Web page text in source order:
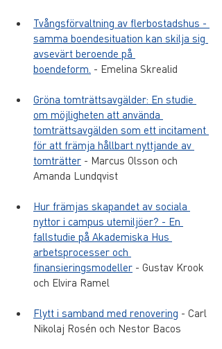
Tvångsförvaltning av flerbostadshus -
samma boendesituation kan skilja sig
avsevärt beroende på
boendeform. - Emelina Skrealid
Gröna tomträttsavgälder: En studie
om möjligheten att använda
tomträttsavgälden som ett incitament
för att främja hållbart nyttjande av
tomträtter - Marcus Olsson och
Amanda Lundqvist
Hur främjas skapandet av sociala
nyttor i campus utemiljöer? - En
fallstudie på Akademiska Hus
arbetsprocesser och
finansieringsmodeller - Gustav Krook
och Elvira Ramel
Flytt i samband med renovering - Carl
Nikolaj Rosén och Nestor Bacos